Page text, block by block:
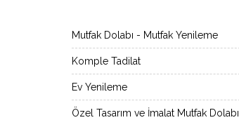
Mutfak Dolabı - Mutfak Yenileme
Komple Tadilat
Ev Yenileme
Özel Tasarım ve İmalat Mutfak Dolabı